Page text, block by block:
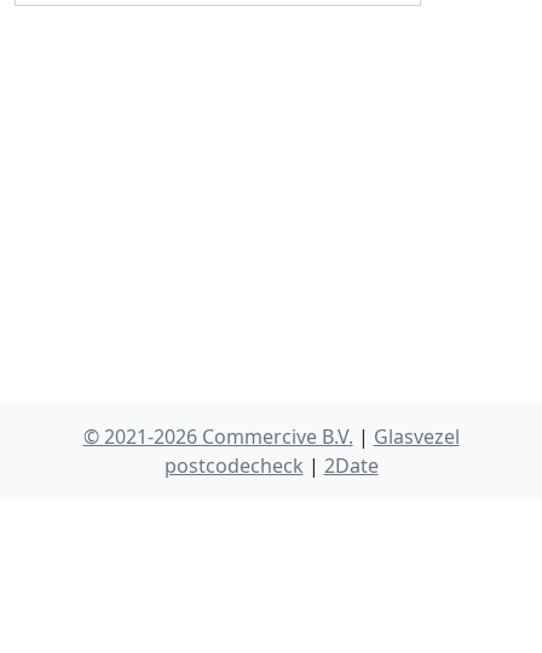
© 2021-2026 Commercive B.V. | Glasvezel
postcodecheck | 2Date